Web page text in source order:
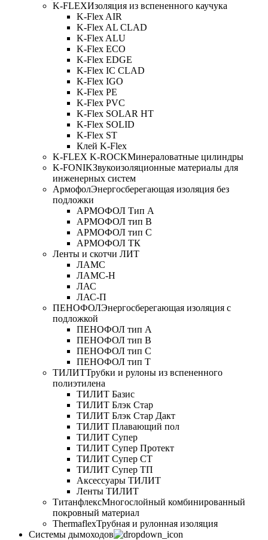
K-FLEXИзоляция из вспененного каучука
K-Flex AIR
K-Flex AL CLAD
K-Flex ALU
K-Flex ECO
K-Flex EDGE
K-Flex IC CLAD
K-Flex IGO
K-Flex PE
K-Flex PVC
K-Flex SOLAR HT
K-Flex SOLID
K-Flex ST
Клей K-Flex
K-FLEX K-ROCKМинераловатные цилиндры
K-FONIKЗвукоизоляционные материалы для
инженерных систем
АрмофолЭнергосберегающая изоляция без
подложки
АРМОФОЛ Тип А
АРМОФОЛ тип В
АРМОФОЛ тип C
АРМОФОЛ ТК
Ленты и скотчи ЛИТ
ЛАМС
ЛАМС-Н
ЛАС
ЛАС-П
ПЕНОФОЛЭнергосберегающая изоляция с
подложкой
ПЕНОФОЛ тип А
ПЕНОФОЛ тип B
ПЕНОФОЛ тип C
ПЕНОФОЛ тип T
ТИЛИТТрубки и рулоны из вспененного
полиэтилена
ТИЛИТ Базис
ТИЛИТ Блэк Стар
ТИЛИТ Блэк Стар Дакт
ТИЛИТ Плавающий пол
ТИЛИТ Супер
ТИЛИТ Супер Протект
ТИЛИТ Супер СТ
ТИЛИТ Супер ТП
Аксессуары ТИЛИТ
Ленты ТИЛИТ
ТитанфлексМногослойный комбинированный
покровный материал
ThermaflexТрубная и рулонная изоляция
Cистемы дымоходов